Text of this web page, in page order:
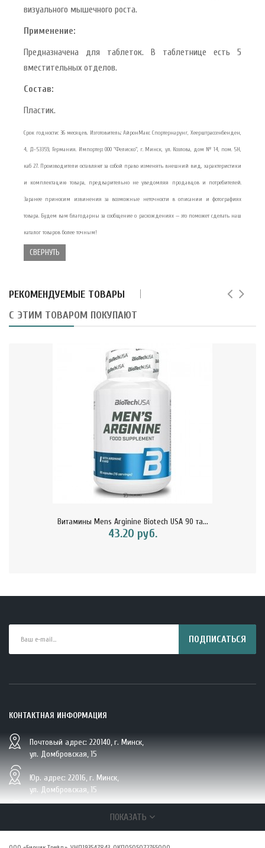
визуального мышечного роста.
Применение:
Предназначена для таблеток. В таблетнице есть 5
вместительных отделов.
Состав:
Пластик.
Срок годности: 36 месяцев. Изготовитель: АйронМакс Спортернарунг, Хеерштрассенбенден,
4, Д-53359, Германия. Импортер: ООО "Фелиско", г. Минск, ул. Козлова, дом № 14, пом. 5Н,
каб 27. Производители оставляют за собой право изменять внешний вид, характеристики
и комплектацию товара, предварительно не уведомляя продавцов и потребителей.
Заранее приносим извинения за возможные неточности в описании и фотографиях
товара. Будем вам благодарны за сообщение о расхождениях — это поможет сделать наш
каталог товаров более точным!
СВЕРНУТЬ
РЕКОМЕНДУЕМЫЕ ТОВАРЫ
С ЭТИМ ТОВАРОМ ПОКУПАЮТ
Витамины Mens Arginine Biotech USA 90 та...
43.20 руб.
BIO Кокосовая вода тетрапак 330 мл Vietcoco 112878..
5.23 руб.
ПОДПИСАТЬСЯ
КОНТАКТНАЯ ИНФОРМАЦИЯ
Почтовый адрес: 220140, г. Минск,
ул. Домбровская, 15
Юр. адрес: 22016, г. Минск,
ул. Домбровская, 15
+375 (29/33/25) 6 270 870, г. Минск,
ПОКАЗАТЬ